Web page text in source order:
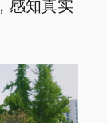
感知真实